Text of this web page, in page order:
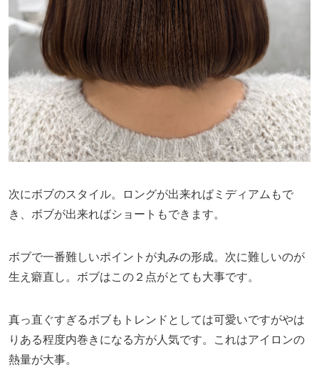
次にボブのスタイル。ロングが出来ればミディアムもで
き、ボブが出来ればショートもできます。
ボブで一番難しいポイントが丸みの形成。次に難しいのが
生え癖直し。ボブはこの２点がとても大事です。
真っ直ぐすぎるボブもトレンドとしては可愛いですがやは
りある程度内巻きになる方が人気です。これはアイロンの
熱量が大事。